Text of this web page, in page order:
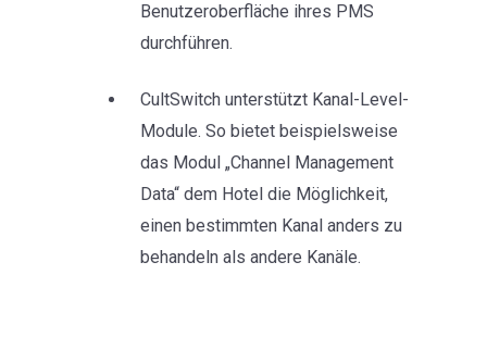
Benutzeroberfläche ihres PMS
durchführen.
CultSwitch unterstützt Kanal-Level-
Module. So bietet beispielsweise
das Modul „Channel Management
Data“ dem Hotel die Möglichkeit,
einen bestimmten Kanal anders zu
behandeln als andere Kanäle.